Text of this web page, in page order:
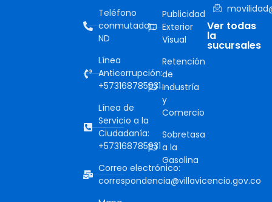
Teléfono
conmutador:
ND
Línea
Anticorrupción:
+573168785931
Línea de
Servicio a la
Ciudadanía:
+573168785931
Correo electrónico:
correspondencia@villavicencio.gov.co
Publicidad
Exterior
Visual
Retención
de
Industría
y
Comercio
Sobretasa
a la
Gasolina
Ver todas
la
sucursales